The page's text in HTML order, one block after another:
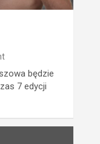
będzie
7 edycji